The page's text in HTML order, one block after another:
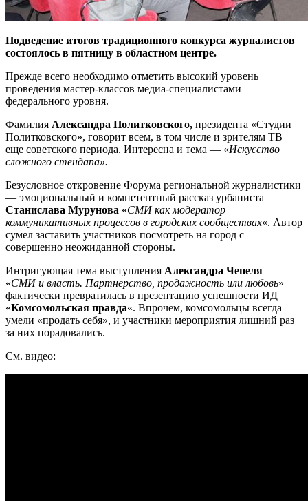
Подведение итогов традиционного конкурса журналистов
состоялось в пятницу в областном центре.
Прежде всего необходимо отметить высокий уровень
проведения мастер-классов медиа-специалистами
федерального уровня.
Фамилия Александра Политковского, президента «Студии
Политковского», говорит всем, в том числе и зрителям ТВ
еще советского периода. Интересна и тема — «Искусство
сложного стендапа».
Безусловное откровение Форума региональной журналистики
— эмоциональный и компетентный рассказ урбаниста
Станислава Мурунова «СМИ как модератор
коммуникативных процессов в городских сообществах«. Автор
сумел заставить участников посмотреть на город с
совершенно неожиданной стороны.
Интригующая тема выступления Александра Чепеля —
«СМИ и власть. Партнерство, продажность или любовь»
фактически превратилась в презентацию успешности ИД
«Комсомольская правда«. Впрочем, комсомольцы всегда
умели «продать себя», и участники мероприятия лишний раз
за них порадовались.
См. видео: